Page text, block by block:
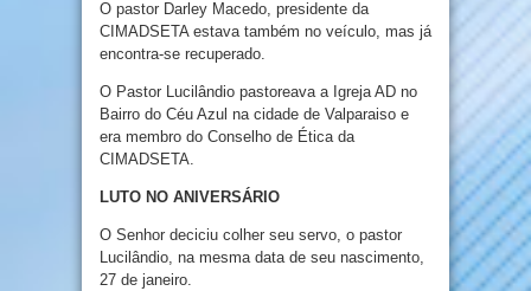
O pastor Darley Macedo, presidente da
CIMADSETA estava também no veículo, mas já
encontra-se recuperado.
O Pastor Lucilândio pastoreava a Igreja AD no
Bairro do Céu Azul na cidade de Valparaiso e
era membro do Conselho de Ética da
CIMADSETA.
LUTO NO ANIVERSÁRIO
O Senhor deciciu colher seu servo, o pastor
Lucilândio, na mesma data de seu nascimento,
27 de janeiro.